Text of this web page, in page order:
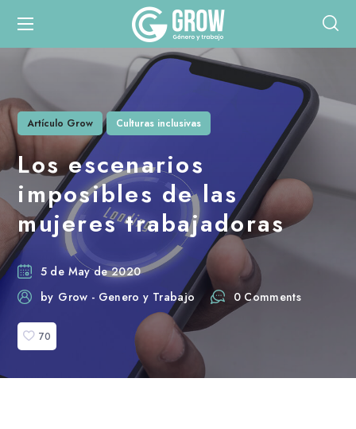
Artículo Grow Culturas inclusivas
Los escenarios
imposibles de las
mujeres trabajadoras
5 de May de 2020
by Grow - Genero y Trabajo 0 Comments
70